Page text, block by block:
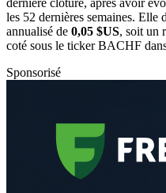
les 52 dernières semaines.
annualisé de 0,05 $US, soit un
coté sous le tickerBACHF
Sponsorisé